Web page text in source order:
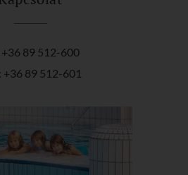
+36 89 512-600
+36 89 512-601